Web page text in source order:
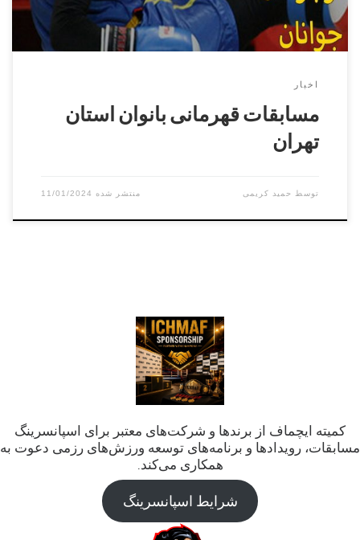
اخبار
مسابقات قهرمانی بانوان استان
تهران
توسط حمید کریمی 11/01/2024
کمیته ایچماف از برندها و شرکت‌های معتبر برای اسپانسرینگ
مسابقات، رویدادها و برنامه‌های توسعه ورزش‌های رزمی دعوت به
همکاری می‌کند.
شرایط اسپانسرینگ